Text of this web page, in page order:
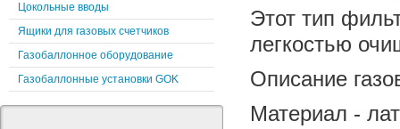
Этот тип
легкостью
Описание
Материал -
Цокольные вводы
Ящики для газовых счетчиков
Газобаллонное оборудование
Газобаллонные установки GOK